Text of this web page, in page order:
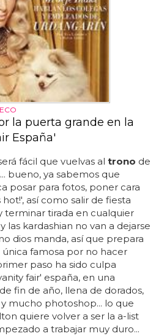
la puerta grande en la
España'
fácil que vuelvas al trono de
bueno, ya sabemos que
posar para fotos, poner cara
así como salir de fiesta
terminar tirada en cualquier
las kardashian no van a dejarse
dios manda, así que prepara
famosa por no hacer
paso ha sido culpa
fair' españa, en una
fin de año, llena de dorados,
mucho photoshop... lo que
quiere volver a ser la a-list
a trabajar muy duro...